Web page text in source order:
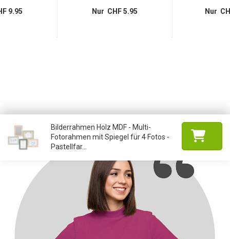
9.95 Nur CHF 5.95 Nur
Bilderrahmen Holz MDF - Multi-
Fotorahmen mit Spiegel für 4 Fotos -
Pastellfar...